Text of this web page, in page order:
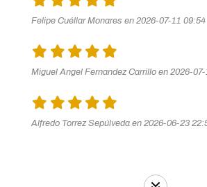
Felipe Cuéllar Monares en 2026-07-11 09:54
Miguel Angel Fernandez Carrillo en 2026-
Alfredo Torrez Sepúlveda en 2026-06-23